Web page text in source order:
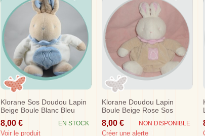
Klorane Sos Doudou Lapin
Beige Boule Blanc Bleu
8,00 € EN STOCK
Voir le produit
Klorane Doudou Lapin
Boule Beige Rose Sos
8,00 € NON DISPONIBLE
Créer une alerte